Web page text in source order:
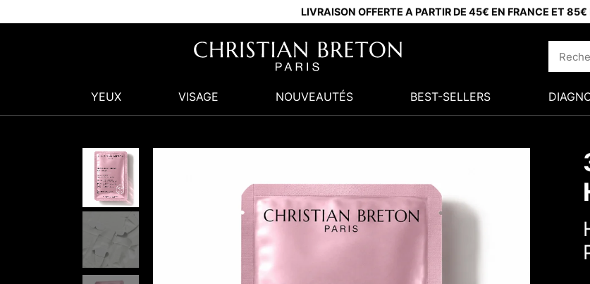
LIVRAISON OFFERTE A PARTIR DE 45€ EN FRANCE ET 85€
YEUX VISAGE NOUVEAUTÉS BEST-SELLERS